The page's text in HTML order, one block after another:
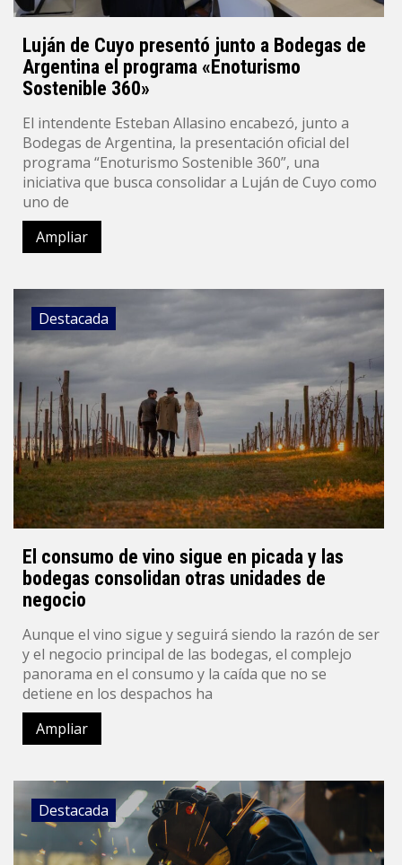
Luján de Cuyo presentó junto a Bodegas de
Argentina el programa «Enoturismo
Sostenible 360»
El intendente Esteban Allasino encabezó, junto a
Bodegas de Argentina, la presentación oficial del
programa “Enoturismo Sostenible 360”, una
iniciativa que busca consolidar a Luján de Cuyo como
uno de
Ampliar
Destacada
El consumo de vino sigue en picada y las
bodegas consolidan otras unidades de
negocio
Aunque el vino sigue y seguirá siendo la razón de ser
y el negocio principal de las bodegas, el complejo
panorama en el consumo y la caída que no se
detiene en los despachos ha
Ampliar
Destacada